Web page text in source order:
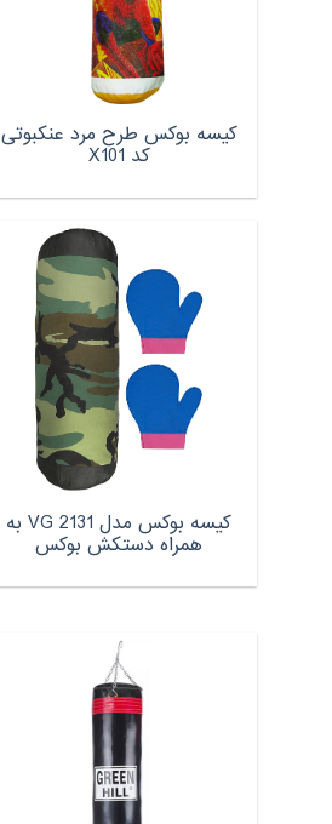
کیسه بوکس طرح مرد عنکبوتی
کد X101
کیسه بوکس مدل VG 2131 به
همراه دستکش بوکس